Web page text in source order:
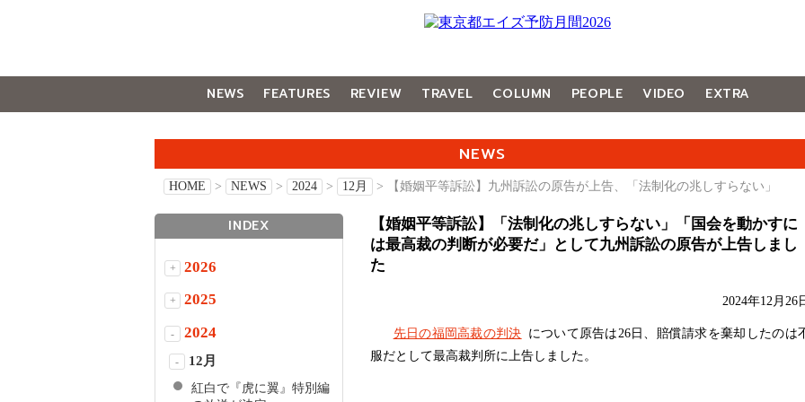
NEWS FEATURES REVIEW TRAVEL COLUMN PEOPLE VIDEO
EXTRA
NEWS
HOME > NEWS > 2024 > 12月 > 【婚姻平等訴訟】九州訴訟の原告が上告、「法制化の兆しすらない」
【婚姻平等訴訟】「法制化の兆しすらない」「国会を動かすに
は最高裁の判断が必要だ」として九州訴訟の原告が上告しまし
た
2024年12月26
先日の福岡高裁の判決 について原告は26日、賠償請求を棄却したのは
服だとして最高裁判所に上告しました。
INDEX
+ 2026
+ 2025
- 2024
- 12月
紅白で『虎に翼』特別編